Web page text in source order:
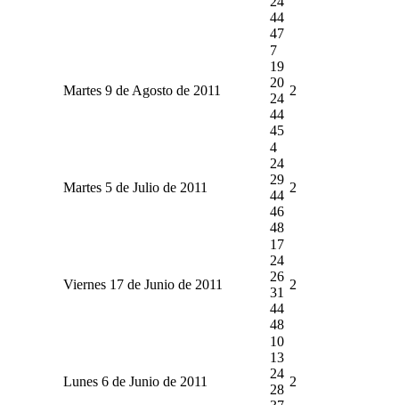
44
47
Martes 9 de Agosto de 2011
7
19
20
24
44
45
2
Martes 5 de Julio de 2011
4
24
29
44
46
48
2
Viernes 17 de Junio de 2011
17
24
26
31
44
48
2
Lunes 6 de Junio de 2011
10
13
24
28
2